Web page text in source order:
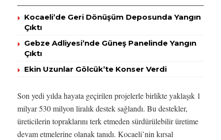
Kocaeli’de Geri Dönüşüm Deposunda Yangın
Çıktı
Gebze Adliyesi’nde Güneş Panelinde Yangın
Çıktı
Ekin Uzunlar Gölcük’te Konser Verdi
Son yedi yılda hayata geçirilen projelerle birlikte yaklaşık 1
milyar 530 milyon liralık destek sağlandı. Bu destekler,
üreticilerin topraklarını terk etmeden sürdürülebilir üretime
devam etmelerine olanak tanıdı. Kocaeli’nin kırsal